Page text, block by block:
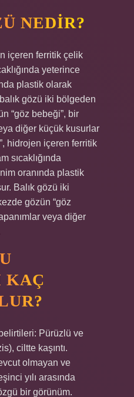
NEDIR?
içeren ferritik çelik
yeterince
plastik olarak
gözü iki bölgeden
“göz bebeği”, bir
diğer küçük kusurlar
hidrojen içeren ferritik
sıcaklığında
oranında plastik
Balık gözü iki
gözün “göz
veya diğer
KAÇ
belirtileri: Pürüzlü ve
ciltte kaşıntı.
olmayan ve
yılı arasında
bir görünüm.